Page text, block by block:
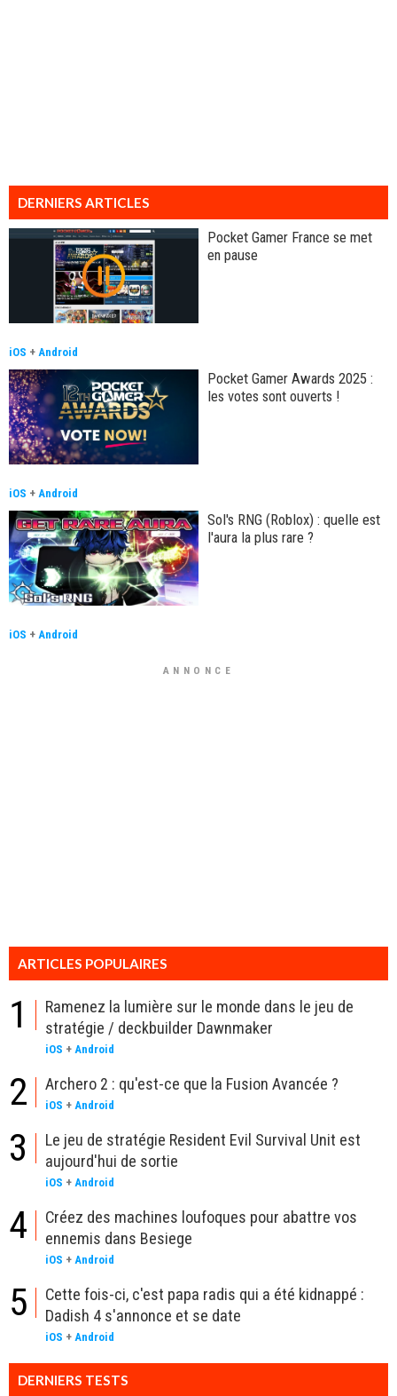
DERNIERS ARTICLES
Pocket Gamer France se met
en pause
iOS + Android
Pocket Gamer Awards 2025 :
les votes sont ouverts !
iOS + Android
Sol's RNG (Roblox) : quelle est
l'aura la plus rare ?
iOS + Android
ANNONCE
ARTICLES POPULAIRES
1
Ramenez la lumière sur le monde dans le jeu de
stratégie / deckbuilder Dawnmaker
iOS + Android
2 Archero 2 : qu'est-ce que la Fusion Avancée ?
iOS + Android
3
Le jeu de stratégie Resident Evil Survival Unit est
aujourd'hui de sortie
iOS + Android
4
Créez des machines loufoques pour abattre vos
ennemis dans Besiege
iOS + Android
5
Cette fois-ci, c'est papa radis qui a été kidnappé :
Dadish 4 s'annonce et se date
iOS + Android
DERNIERS TESTS